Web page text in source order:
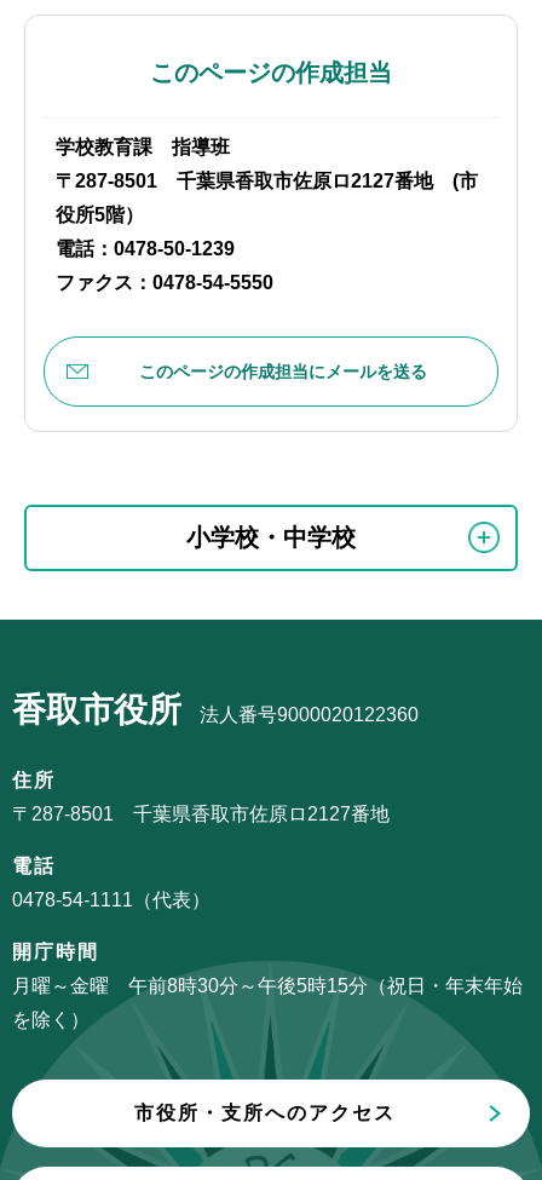
このページの作成担当
学校教育課 指導班
〒287-8501 千葉県香取市佐原ロ2127番地 (市
役所5階）
電話：0478-50-1239
ファクス：0478-54-5550
このページの作成担当にメールを送る
こ
ビ
ー
シ
ン
こ
こ
か
小学校・中学校
ナ
ゲ
ー
ョ
ン
こ
こ
ま
香取市役所 法人番号9000020122360
住所
〒287-8501 千葉県香取市佐原ロ2127番地
電話
0478-54-1111（代表）
開庁時間
月曜～金曜 午前8時30分～午後5時15分（祝日・年末年始
を除く）
市役所・支所へのアクセス